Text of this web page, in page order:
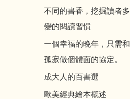
不同的書香，挖掘讀者多
變的閱讀習慣
一個幸福的晚年，只需和
孤寂做個體面的協定。
成大人的百書選
歐美經典繪本概述